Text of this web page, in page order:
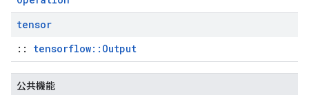
tensor
:: tensorflow::Output
公共機能